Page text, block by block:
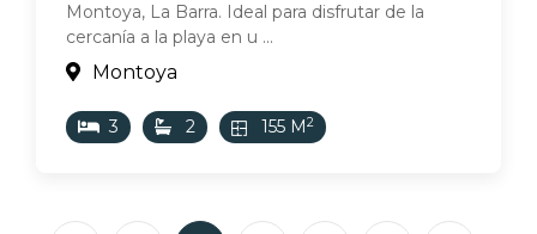
Montoya, La Barra. Ideal para disfrutar de la
cercanía a la playa en u ...
Montoya
3 2 155 M2